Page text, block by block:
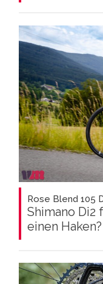
Rose Blend 105
Shimano Di2
einen Haken?